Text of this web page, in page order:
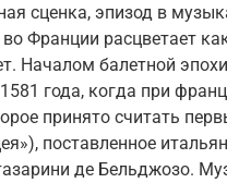
сценка, эпизод в
Франции расцветает
Началом балетной
года, когда при
принято считать
поставленное
де Бельджозо.